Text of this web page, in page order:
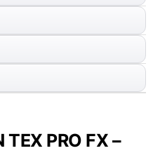
TEX PRO FX –